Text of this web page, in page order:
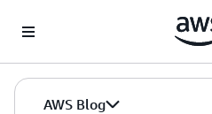
AWS Blog